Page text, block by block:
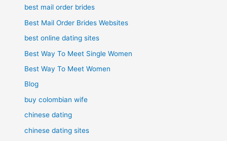
best mail order brides
Best Mail Order Brides Websites
best online dating sites
Best Way To Meet Single Women
Best Way To Meet Women
Blog
buy colombian wife
chinese dating
chinese dating sites